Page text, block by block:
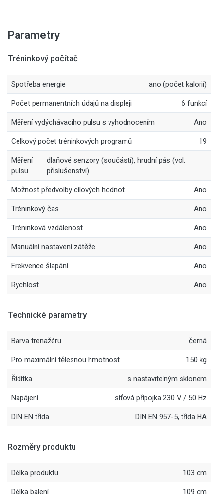
Parametry
Tréninkový počítač
Spotřeba energie ano (počet kalorií)
Počet permanentních údajů na displeji 6 funkcí
Měření vydýchávacího pulsu s vyhodnocením Ano
Celkový počet tréninkových programů 19
Měření
pulsu
dlaňové senzory (součástí), hrudní pás (vol.
příslušenství)
Možnost předvolby cílových hodnot Ano
Tréninkový čas Ano
Tréninková vzdálenost Ano
Manuální nastavení zátěže Ano
Frekvence šlapání Ano
Rychlost Ano
Technické parametry
Barva trenažéru černá
Pro maximální tělesnou hmotnost 150 kg
Řídítka s nastavitelným sklonem
Napájení síťová přípojka 230 V / 50 Hz
DIN EN třída DIN EN 957-5, třída HA
Rozměry produktu
Délka produktu 103 cm
Délka balení 109 cm